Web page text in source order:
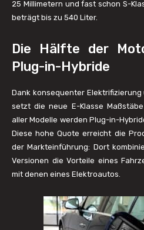
25 Millimetern und fast schon S-
beträgt bis zu 540 Liter.
Die Hälfte der
Plug-in-Hybride
Dank konsequenter
setzt die neue E-Klasse
aller Modelle werden Plug-in-
Diese hohe Quote erreicht die
der Markteinführung: Dort
Versionen die Vorteile eines
mit denen eines Elektroautos.